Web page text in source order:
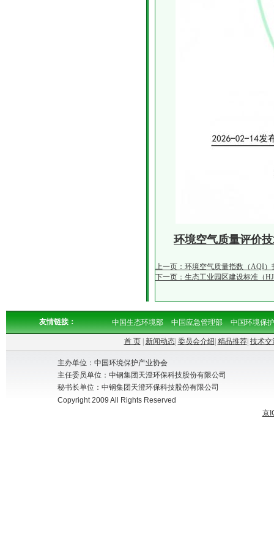
环境空气质量评价
上一页：环境空气质量指数（AQI
下一页：生态工业园区建设标准（HJ
友情链接： 中国生态环境部 中国应急管理部 中国环境保
首 页| 新闻动态| 委员会介绍 精品推荐| 技术交
主办单位：中国环境保护产业协会
主任委员单位：中钢集团天澄环保科技股份有限公司
秘书长单位：中钢集团天澄环保科技股份有限公司
Copyright 2009 All Rights Reserved
京